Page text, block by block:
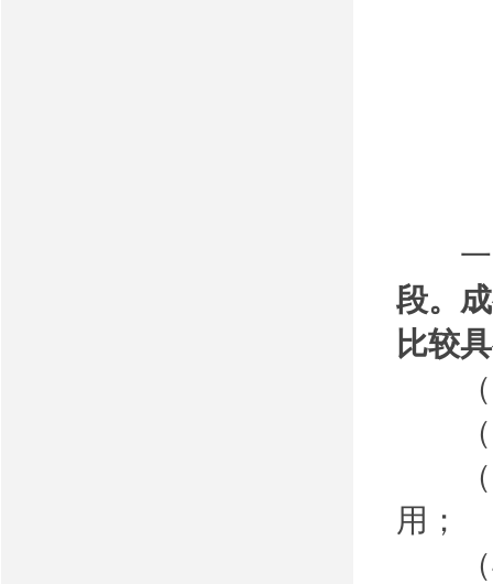
一
段。
比较
（1
（2
（3
用；
（4